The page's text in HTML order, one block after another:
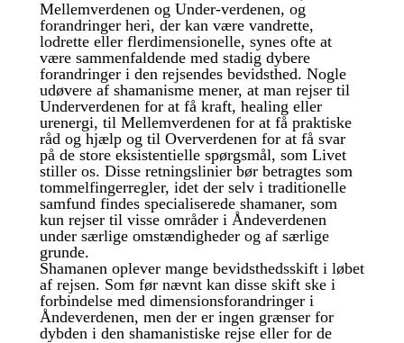
Mellemverdenen og Under-verdenen, og
forandringer heri, der kan være vandrette,
lodrette eller flerdimensionelle, synes ofte at
være sammenfaldende med stadig dybere
forandringer i den rejsendes bevidsthed. Nogle
udøvere af shamanisme mener, at man rejser til
Underverdenen for at få kraft, healing eller
urenergi, til Mellemverdenen for at få praktiske
råd og hjælp og til Oververdenen for at få svar
på de store eksistentielle spørgsmål, som Livet
stiller os. Disse retningslinier bør betragtes som
tommelfingerregler, idet der selv i traditionelle
samfund findes specialiserede shamaner, som
kun rejser til visse områder i Åndeverdenen
under særlige omstændigheder og af særlige
grunde.
Shamanen oplever mange bevidsthedsskift i løbet
af rejsen. Som før nævnt kan disse skift ske i
forbindelse med dimensionsforandringer i
Åndeverdenen, men der er ingen grænser for
dybden i den shamanistiske rejse eller for de